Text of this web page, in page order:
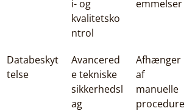
i- og
kvalitetsko
ntrol
emmelser
Databeskyt
telse
Avancered
e tekniske
sikkerhedsl
ag
Afhænger
af
manuelle
procedure